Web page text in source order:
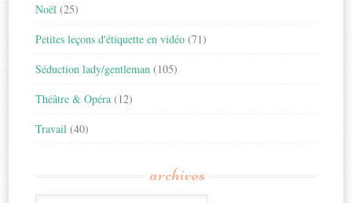
Noël (25)
Petites leçons d'étiquette en vidéo (71)
Séduction lady/gentleman (105)
Théâtre & Opéra (12)
Travail (40)
archives